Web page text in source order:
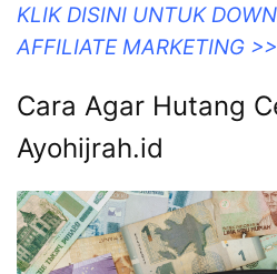
KLIK DISINI UNTUK
AFFILIATE MARKETING
Cara Agar Hutang
Ayohijrah.id